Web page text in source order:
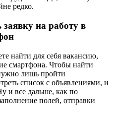
редко.
на работу в
найти для себя вакансию,
смартфона. Чтобы найти
лишь пройти
список с объявлениями, и
и все дальше, как по
полей, отправки